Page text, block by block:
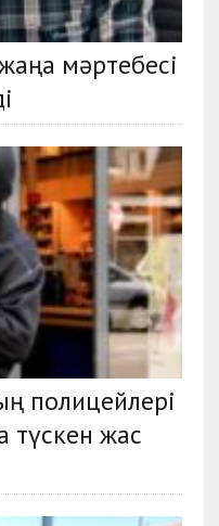
мәртебесі
полицейлері
түскен жас